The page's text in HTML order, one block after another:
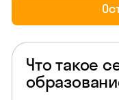
Что такое